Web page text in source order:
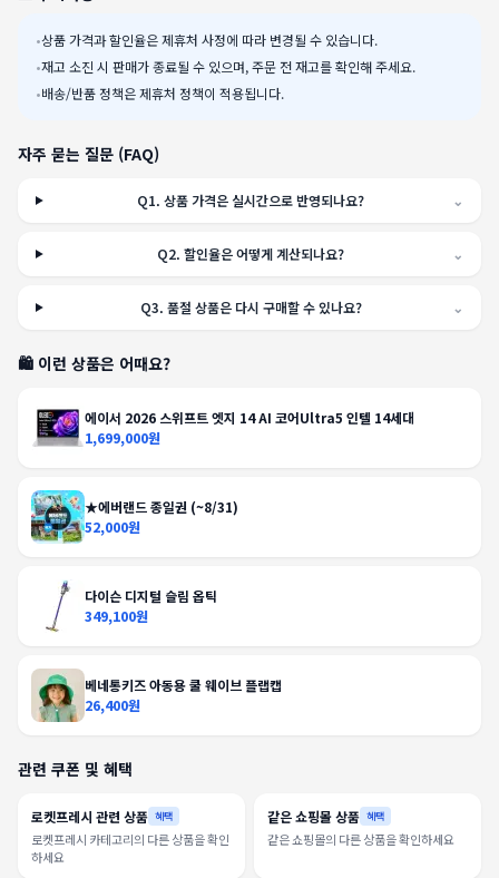
•상품 가격과 할인율은 제휴처 사정에 따라 변경될 수 있습니다.
•재고 소진 시 판매가 종료될 수 있으며, 주문 전 재고를 확인해 주세요.
•배송/반품 정책은 제휴처 정책이 적용됩니다.
자주 묻는 질문 (FAQ)
Q1.상품 가격은 실시간으로 반영되나요? ⌄
Q2.할인율은 어떻게 계산되나요? ⌄
Q3. 품절 상품은 다시 구매할 수 있나요? ⌄
🛍️ 이런 상품은 어때요?
에이서 2026 스위프트 엣지 14 AI 코어Ultra5 인텔 14세대
1,699,000원
★에버랜드 종일권 (~8/31)
52,000원
다이슨 디지털 슬림 옵틱
349,100원
베네통키즈 아동용 쿨 웨이브 플랩캡
26,400원
관련 쿠폰 및 혜택
로켓프레시 관련 상품 혜택
로켓프레시 카테고리의 다른 상품을 확인
하세요
같은 쇼핑몰 상품 혜택
같은 쇼핑몰의 다른 상품을 확인하세요